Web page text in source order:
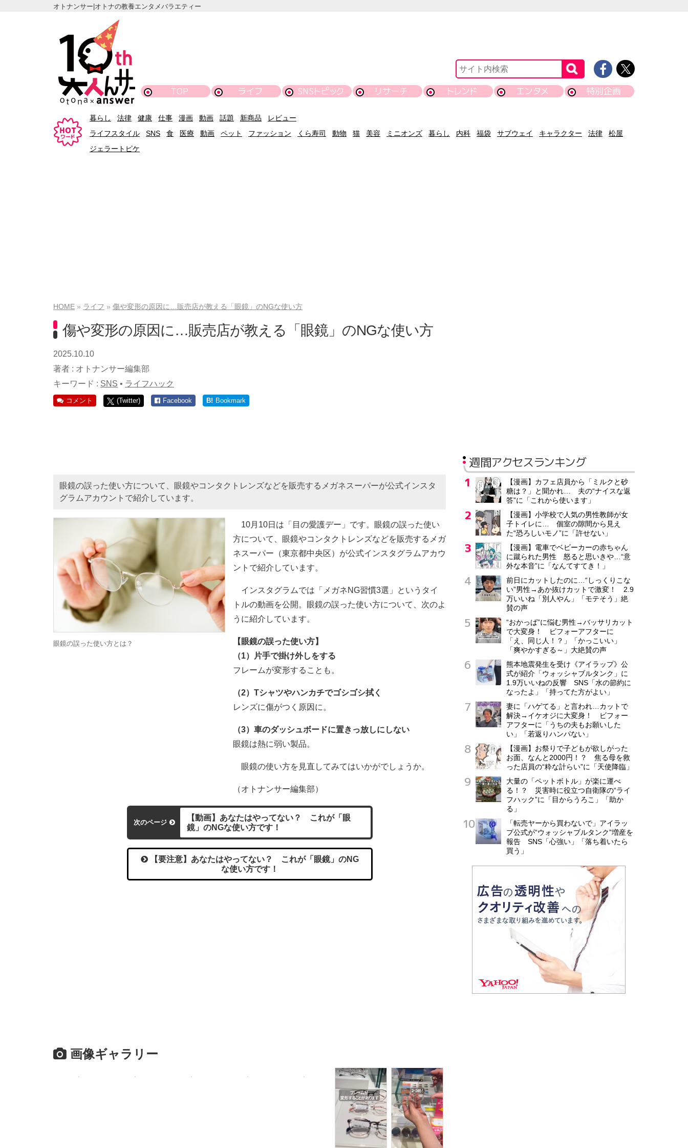
オトナンサー|オトナの教養エンタメバラエティー
TOP ライフ SNSトピック リサーチ トレンド エンタメ 特別企画
暮らし 法律 健康 仕事 漫画 動画 話題 新商品
レビュー
ライフスタイル
SNS 食 医療 動画 ペット ファッション くら寿司 動物 猫 美容 ミニオンズ 暮らし 内科 福袋 サブウェイ キャラクター 法律
松屋
ジェラートピケ
HOME ライフ 傷や変形の原因に…販売店が教える「眼鏡」のNGな使い方
傷や変形の原因に…販売店が教える「眼鏡」のNGな使い方
2025.10.10
著者 : オトナンサー編集部
キーワード : SNS • ライフハック
コメント (Twitter) Facebook B! Bookmark
眼鏡の誤った使い方について、眼鏡やコンタクトレンズなどを販売するメガネスーパーが公式インスタ
グラムアカウントで紹介しています。
眼鏡の誤った使い方とは？
10月10日は「目の愛護デー」です。眼鏡の誤った使い
方について、眼鏡やコンタクトレンズなどを販売するメガ
ネスーパー（東京都中央区）が公式インスタグラムアカウ
ントで紹介しています。
インスタグラムでは「メガネNG習慣3選」というタイ
トルの動画を公開。眼鏡の誤った使い方について、次のよ
うに紹介しています。
【眼鏡の誤った使い方】
（1）片手で掛け外しをする
フレームが変形することも。
（2）Tシャツやハンカチでゴシゴシ拭く
レンズに傷がつく原因に。
（3）車のダッシュボードに置きっ放しにしない
眼鏡は熱に弱い製品。
眼鏡の使い方を見直してみてはいかがでしょうか。
（オトナンサー編集部）
次のページ
【動画】あなたはやってない？ これが「眼
鏡」のNGな使い方です！
【要注意】あなたはやってない？ これが「眼鏡」のNG
な使い方です！
画像ギャラリー
週間アクセスランキング
【漫画】カフェ店員から「ミルクと砂
糖は？」と聞かれ… 夫の“ナイスな返
答”に「これから使います」
【漫画】小学校で人気の男性教師が女
子トイレに… 個室の隙間から見え
た“恐ろしいモノ”に「許せない」
【漫画】電車でベビーカーの赤ちゃん
に蹴られた男性 怒ると思いきや…“意
外な本音”に「なんてすてき！」
前日にカットしたのに…“しっくりこな
い”男性→あか抜けカットで激変！ 2.9
万いいね「別人やん」「モテそう」絶
賛の声
“おかっぱ”に悩む男性→バッサリカット
で大変身！ ビフォーアフターに
「え、同じ人！？」「かっこいい」
「爽やかすぎる～」大絶賛の声
熊本地震発生を受け《アイラップ》公
式が紹介「ウォッシャブルタンク」に
1.9万いいねの反響 SNS「水の節約に
なったよ」「持ってた方がよい」
妻に「ハゲてる」と言われ…カットで
解決→イケオジに大変身！ ビフォー
アフターに「うちの夫もお願いした
い」「若返りハンパない」
【漫画】お祭りで子どもが欲しがった
お面、なんと2000円！？ 焦る母を救
った店員の“粋な計らい”に「天使降臨」
大量の「ペットボトル」が楽に運べ
る！？ 災害時に役立つ自衛隊の“ライ
フハック”に「目からうろこ」「助か
る」
「転売ヤーから買わないで」アイラッ
プ公式が“ウォッシャブルタンク”増産を
報告 SNS「心強い」「落ち着いたら
買う」